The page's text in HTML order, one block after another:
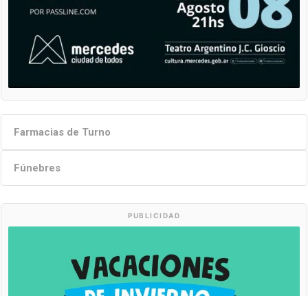
Farmacias de Turno
Fúnebres
PUBLICIDAD